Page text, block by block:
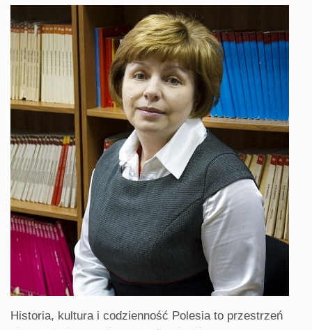
Historia, kultura i codzienność Polesia to przestrzeń